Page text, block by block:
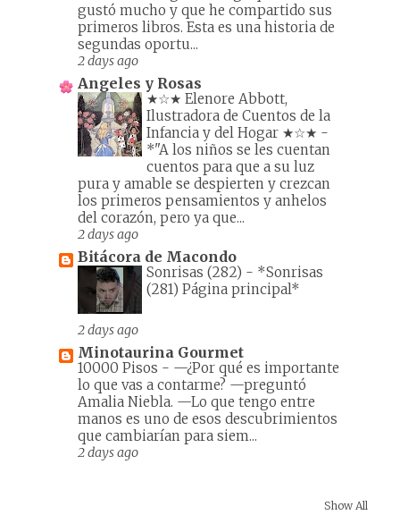
gustó mucho y que he compartido sus
primeros libros. Esta es una historia de
segundas oportu...
2 days ago
Angeles y Rosas
★☆★ Elenore Abbott,
Ilustradora de Cuentos de la
Infancia y del Hogar ★☆★ -
*"A los niños se les cuentan
cuentos para que a su luz
pura y amable se despierten y crezcan
los primeros pensamientos y anhelos
del corazón, pero ya que...
2 days ago
Bitácora de Macondo
Sonrisas (282) - *Sonrisas
(281) Página principal*
2 days ago
Minotaurina Gourmet
10000 Pisos - —¿Por qué es importante
lo que vas a contarme? —preguntó
Amalia Niebla. —Lo que tengo entre
manos es uno de esos descubrimientos
que cambiarían para siem...
2 days ago
Show All